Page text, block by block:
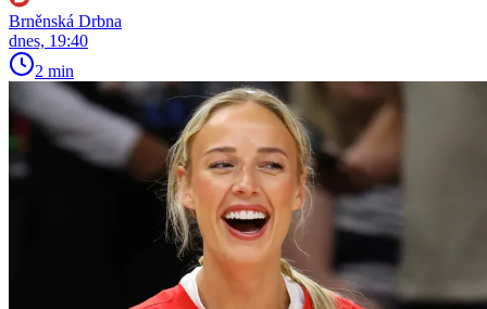
Brněnská Drbna
dnes, 19:40
2 min